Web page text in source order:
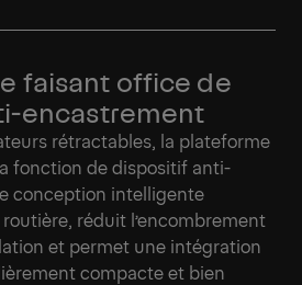
faisant office de
encastrement
rétractables, la plateforme
fonction de dispositif anti-
conception intelligente
réduit l’encombrement
et permet une intégration
compacte et bien